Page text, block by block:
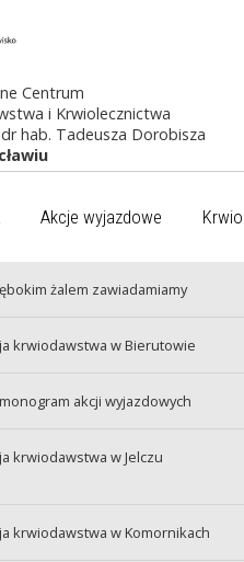
Centrum
i Krwiolecznictwa
hab. Tadeusza Dorobisza
Akcje wyjazdowe
żalem zawiadamiamy
krwiodawstwa w Bierutowie
akcji wyjazdowych
krwiodawstwa w Jelczu
krwiodawstwa w Komornikach